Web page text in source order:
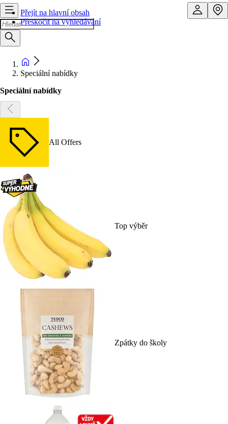
Přejít na hlavní obsah
Přeskočit na vyhledávání
Speciální nabídky
Speciální nabídky
All Offers
Top výběr
Zpátky do školy